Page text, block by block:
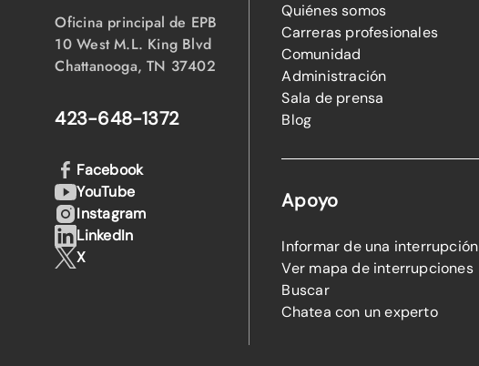
Oficina principal de EPB
10 West M.L. King Blvd
Chattanooga, TN 37402
423-648-1372
Quiénes somos
Carreras profesionales
Comunidad
Administración
Sala de prensa
Blog
Apoyo
Informar de una interrupción
Ver mapa de interrupciones
Buscar
Chatea con un experto
Facebook
YouTube
Instagram
LinkedIn
X